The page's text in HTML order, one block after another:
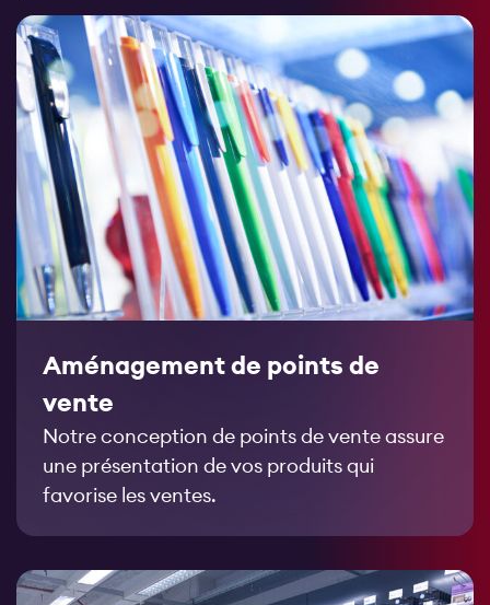
Aménagement de points de
vente
Notre conception de points de vente assure
une présentation de vos produits qui
favorise les ventes.